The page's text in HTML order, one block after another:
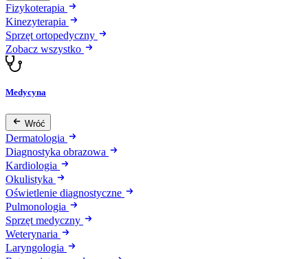
Fizykoterapia
Kinezyterapia
Sprzęt ortopedyczny
Zobacz wszystko
Medycyna
Wróć
Dermatologia
Diagnostyka obrazowa
Kardiologia
Okulistyka
Oświetlenie diagnostyczne
Pulmonologia
Sprzęt medyczny
Weterynaria
Laryngologia